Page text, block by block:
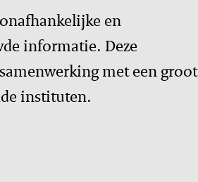
en
informatie. Deze
met een groot
instituten.